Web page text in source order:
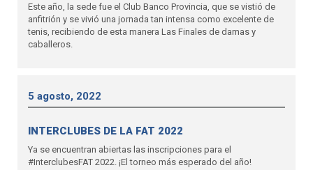
Este año, la sede fue el Club Banco Provincia, que se vistió de
anfitrión y se vivió una jornada tan intensa como excelente de
tenis, recibiendo de esta manera Las Finales de damas y
caballeros.
5 agosto, 2022
INTERCLUBES DE LA FAT 2022
Ya se encuentran abiertas las inscripciones para el
#InterclubesFAT 2022. ¡El torneo más esperado del año!